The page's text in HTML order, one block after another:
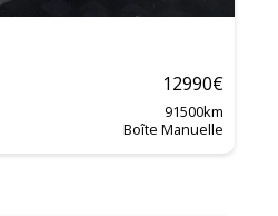
12990€
91500km
Boîte Manuelle